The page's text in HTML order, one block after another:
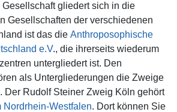
gliedert sich in die
Gesellschaften der verschiedenen
ist das die Anthroposophische
e.V., die ihrerseits wiederum
untergliedert ist. Den
als Untergliederungen die Zweige
Der Rudolf Steiner Zweig Köln gehört
Nordrhein-Westfalen. Dort können Sie